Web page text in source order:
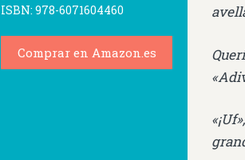
ISBN: 978-6071604460
Comprar en Amazon.es